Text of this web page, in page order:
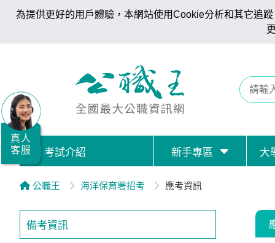
為提供更好的用戶體驗，本網站使用Cookie分析和其它追
考試介紹 新手專區 大
公職王 海洋保育署招考 應考資訊
備考資訊
真人
客服
職/
就
業/
證
據